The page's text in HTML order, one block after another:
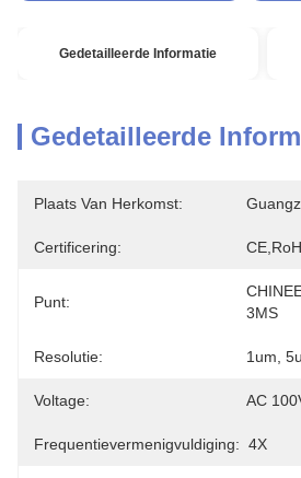
Gedetailleerde Informatie
Gedetailleerde
Plaats Van Herkomst:
Certificering:
Punt:
3MS
Resolutie: 1um,
Voltage: AC
Frequentievermenigvuldiging: 4X